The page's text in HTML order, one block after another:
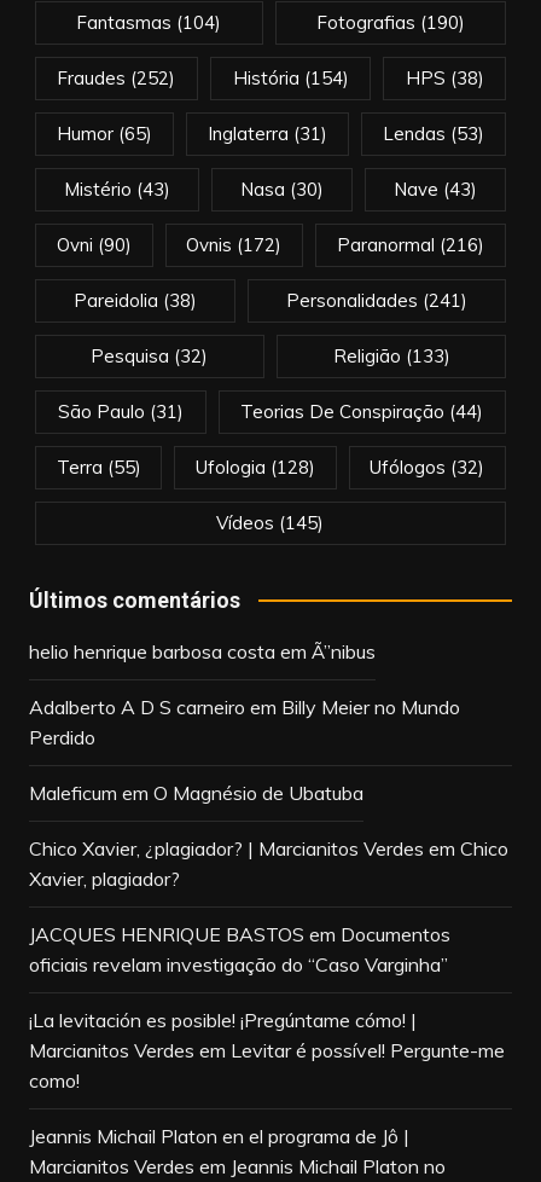
Fantasmas (104) Fotografias (190)
Fraudes (252) História (154) HPS (38)
Humor(65) Inglaterra (31) Lendas (53)
Mistério (43) Nasa (30) Nave (43)
Ovni (90) Ovnis (172) Paranormal (216)
Pareidolia (38) Personalidades (241)
Pesquisa (32) Religião (133)
São Paulo (31) Teorias De Conspiração (44)
Terra (55) Ufologia (128) Ufólogos (32)
Vídeos (145)
Últimos comentários
helio henrique barbosa costa em Ã”nibus
Adalberto A D S carneiro em Billy Meier no Mundo
Perdido
Maleficum em O Magnésio de Ubatuba
Chico Xavier, ¿plagiador? | Marcianitos Verdes em Chico
Xavier, plagiador?
JACQUES HENRIQUE BASTOS em Documentos
oficiais revelam investigação do “Caso Varginha”
¡La levitación es posible! ¡Pregúntame cómo! |
Marcianitos Verdes em Levitar é possível! Pergunte-me
como!
Jeannis Michail Platon en el programa de Jô |
Marcianitos Verdes em Jeannis Michail Platon no